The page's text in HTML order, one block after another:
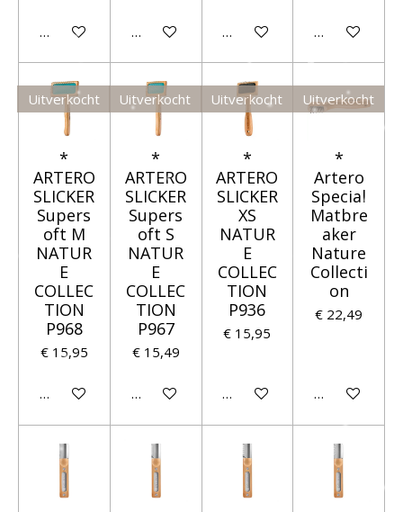
Houd mij op de hoogteHoud mij op de hoogteHoud mij op de hoogte
Houd mij op
Uitverkocht
*
ARTERO
SLICKER
Supers
oft M
NATUR
E
COLLEC
TION
P968
€ 15,95
Houd mij op de hoogte
Uitverkocht
*
ARTERO
SLICKER
Supers
oft S
NATUR
E
COLLEC
TION
P967
€ 15,49
Houd mij op de hoogte
Uitverkocht
*
ARTERO
SLICKER
XS
NATUR
E
COLLEC
TION
P936
€ 15,95
Houd mij op de hoogte
Uitverkocht
*
Artero
Special
Matbre
aker
Nature
Collecti
on
€ 22,49
Houd mij op